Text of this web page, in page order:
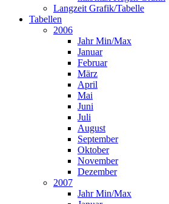
Langzeit Grafik/Tabelle
Tabellen
2006
Jahr Min/Max
Januar
Februar
März
April
Mai
Juni
Juli
August
September
Oktober
November
Dezember
2007
Jahr Min/Max